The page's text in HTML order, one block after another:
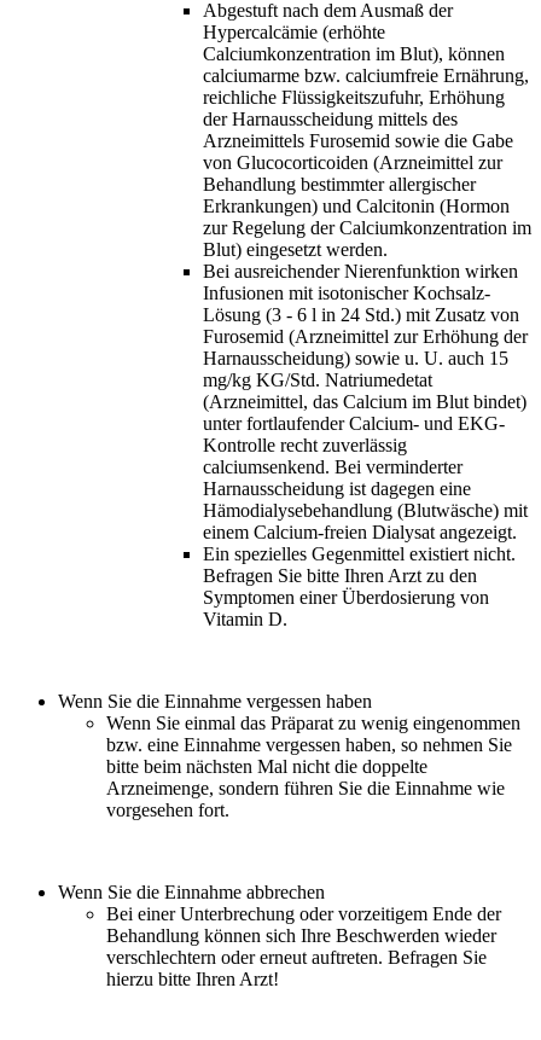
Abgestuft nach dem Ausmaß der
Hypercalcämie (erhöhte
Calciumkonzentration im Blut), können
calciumarme bzw. calciumfreie Ernährung,
reichliche Flüssigkeitszufuhr, Erhöhung
der Harnausscheidung mittels des
Arzneimittels Furosemid sowie die Gabe
von Glucocorticoiden (Arzneimittel zur
Behandlung bestimmter allergischer
Erkrankungen) und Calcitonin (Hormon
zur Regelung der Calciumkonzentration im
Blut) eingesetzt werden.
Bei ausreichender Nierenfunktion wirken
Infusionen mit isotonischer Kochsalz-
Lösung (3 - 6 l in 24 Std.) mit Zusatz von
Furosemid (Arzneimittel zur Erhöhung der
Harnausscheidung) sowie u. U. auch 15
mg/kg KG/Std. Natriumedetat
(Arzneimittel, das Calcium im Blut bindet)
unter fortlaufender Calcium- und EKG-
Kontrolle recht zuverlässig
calciumsenkend. Bei verminderter
Harnausscheidung ist dagegen eine
Hämodialysebehandlung (Blutwäsche) mit
einem Calcium-freien Dialysat angezeigt.
Ein spezielles Gegenmittel existiert nicht.
Befragen Sie bitte Ihren Arzt zu den
Symptomen einer Überdosierung von
Vitamin D.
Wenn Sie die Einnahme vergessen haben
Wenn Sie einmal das Präparat zu wenig eingenommen
bzw. eine Einnahme vergessen haben, so nehmen Sie
bitte beim nächsten Mal nicht die doppelte
Arzneimenge, sondern führen Sie die Einnahme wie
vorgesehen fort.
Wenn Sie die Einnahme abbrechen
Bei einer Unterbrechung oder vorzeitigem Ende der
Behandlung können sich Ihre Beschwerden wieder
verschlechtern oder erneut auftreten. Befragen Sie
hierzu bitte Ihren Arzt!